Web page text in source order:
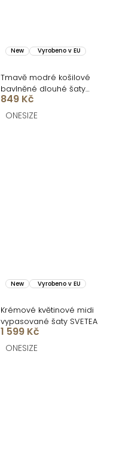
New Vyrobeno v EU
Tmavě modré košilové
bavlněné dlouhé šaty
FLORENTE
849 Kč
ONESIZE
New Vyrobeno v EU
Krémové květinové midi
vypasované šaty SVETEA
1 599 Kč
ONESIZE